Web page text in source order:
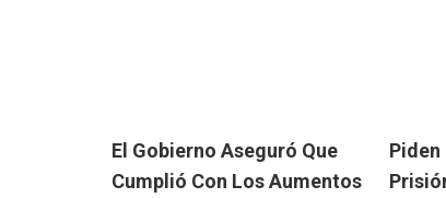
El Gobierno Aseguró Que
Cumplió Con Los Aumentos
Piden